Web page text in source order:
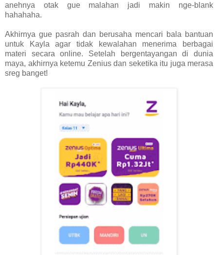
anehnya otak gue malahan jadi makin nge-blank
hahahaha.
Akhirnya gue pasrah dan berusaha mencari bala bantuan
untuk Kayla agar tidak kewalahan menerima berbagai
materi secara online. Setelah bergentayangan di dunia
maya, akhirnya ketemu Zenius dan seketika itu juga merasa
sreg banget!